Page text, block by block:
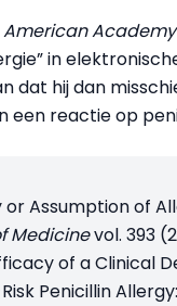
American
in
dat hij dan
een reactie op
or Assumption of
Medicinevol. 393
of a Clinical
Penicillin